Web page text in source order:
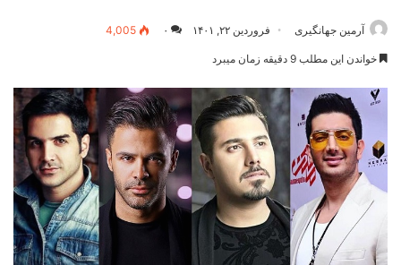
آرمین جهانگیری فروردین ۲۲, ۱۴۰۱ ۰ 4,005
خواندن این مطلب 9 دقیقه زمان میبرد